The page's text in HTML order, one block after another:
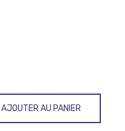
AJOUTER AU PANIER